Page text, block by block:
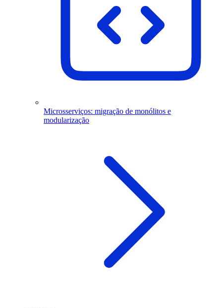
Microsserviços: migração de monólitos e
modularização